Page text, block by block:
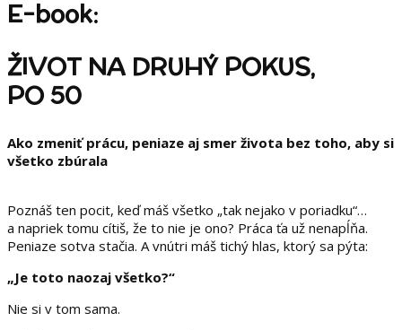
E-book:
ŽIVOT NA DRUHÝ POKUS,
PO 50
Ako zmeniť prácu, peniaze aj smer života bez toho, aby si
všetko zbúrala
Poznáš ten pocit, keď máš všetko „tak nejako v poriadku“…
a napriek tomu cítiš, že to nie je ono? Práca ťa už nenapĺňa.
Peniaze sotva stačia. A vnútri máš tichý hlas, ktorý sa pýta:
„Je toto naozaj všetko?“
Nie si v tom sama.